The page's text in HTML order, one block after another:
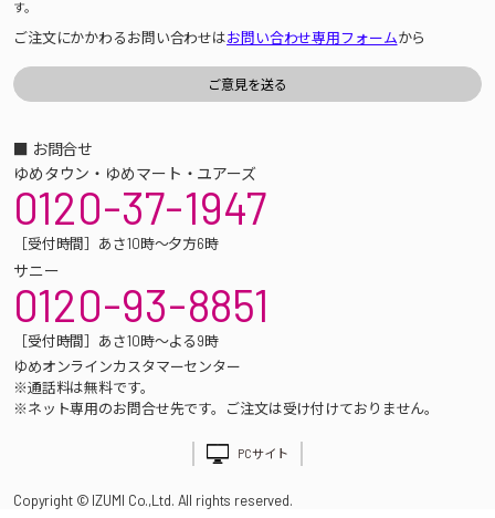
す。
ご注文にかかわるお問い合わせはお問い合わせ専用フォームから
■ お問合せ
ゆめタウン・ゆめマート・ユアーズ
0120-37-1947
［受付時間］あさ10時～夕方6時
サニー
0120-93-8851
［受付時間］あさ10時～よる9時
ゆめオンラインカスタマーセンター
※通話料は無料です。
※ネット専用のお問合せ先です。ご注文は受け付けておりません。
PCサイト
Copyright © IZUMI Co.,Ltd. All rights reserved.